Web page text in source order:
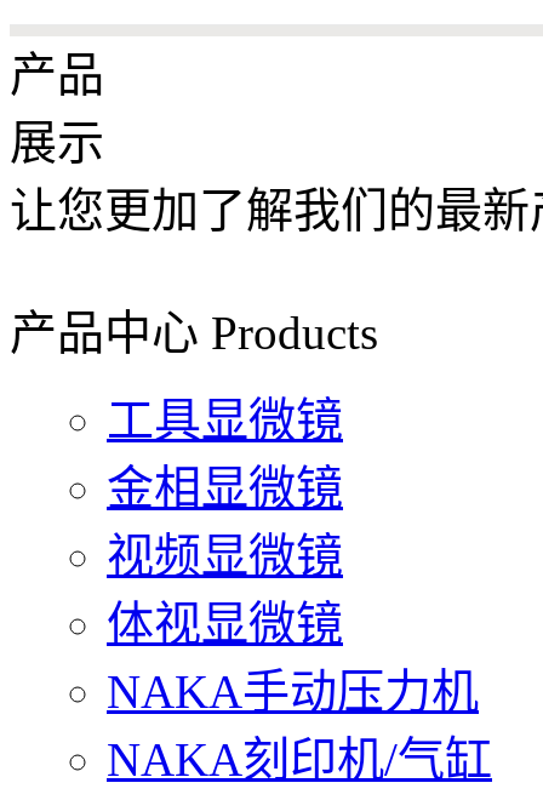
产品
展示
让您更加了解我们的最新
产品中心 Products
工具显微镜
金相显微镜
视频显微镜
体视显微镜
NAKA手动压力机
NAKA刻印机/气缸